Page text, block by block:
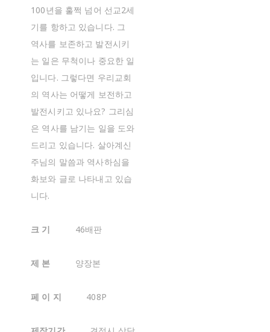
100년을 훌쩍 넘어 선교2세
기를 항하고 있습니다. 그
역사를 보존하고 발전시키
는 일은 무척이나 중요한 일
입니다. 그렇다면 우리교회
의 역사는 어떻게 보전하고
발전시키고 있나요? 그리심
은 역사를 남기는 일을 도와
드리고 있습니다. 살아계신
주님의 말씀과 역사하심을
화보와 글로 나타내고 있습
니다.
크 기 46배판
제 본 양장본
페 이 지 408P